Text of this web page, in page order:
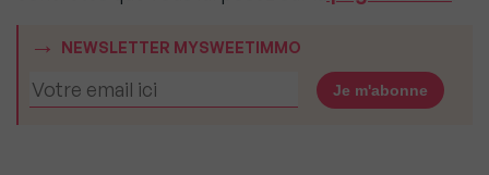
NEWSLETTER MYSWEETIMMO